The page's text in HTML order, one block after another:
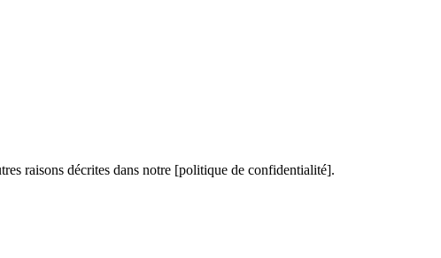
raisons décrites dans notre [politique de confidentialité].